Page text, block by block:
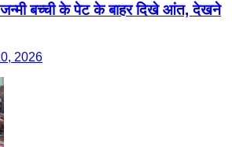
जन्मी बच्ची के पेट के बाहर दिखे आंत, देखने
2026